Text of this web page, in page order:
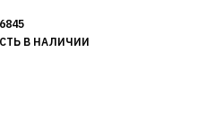
В НАЛИЧИИ